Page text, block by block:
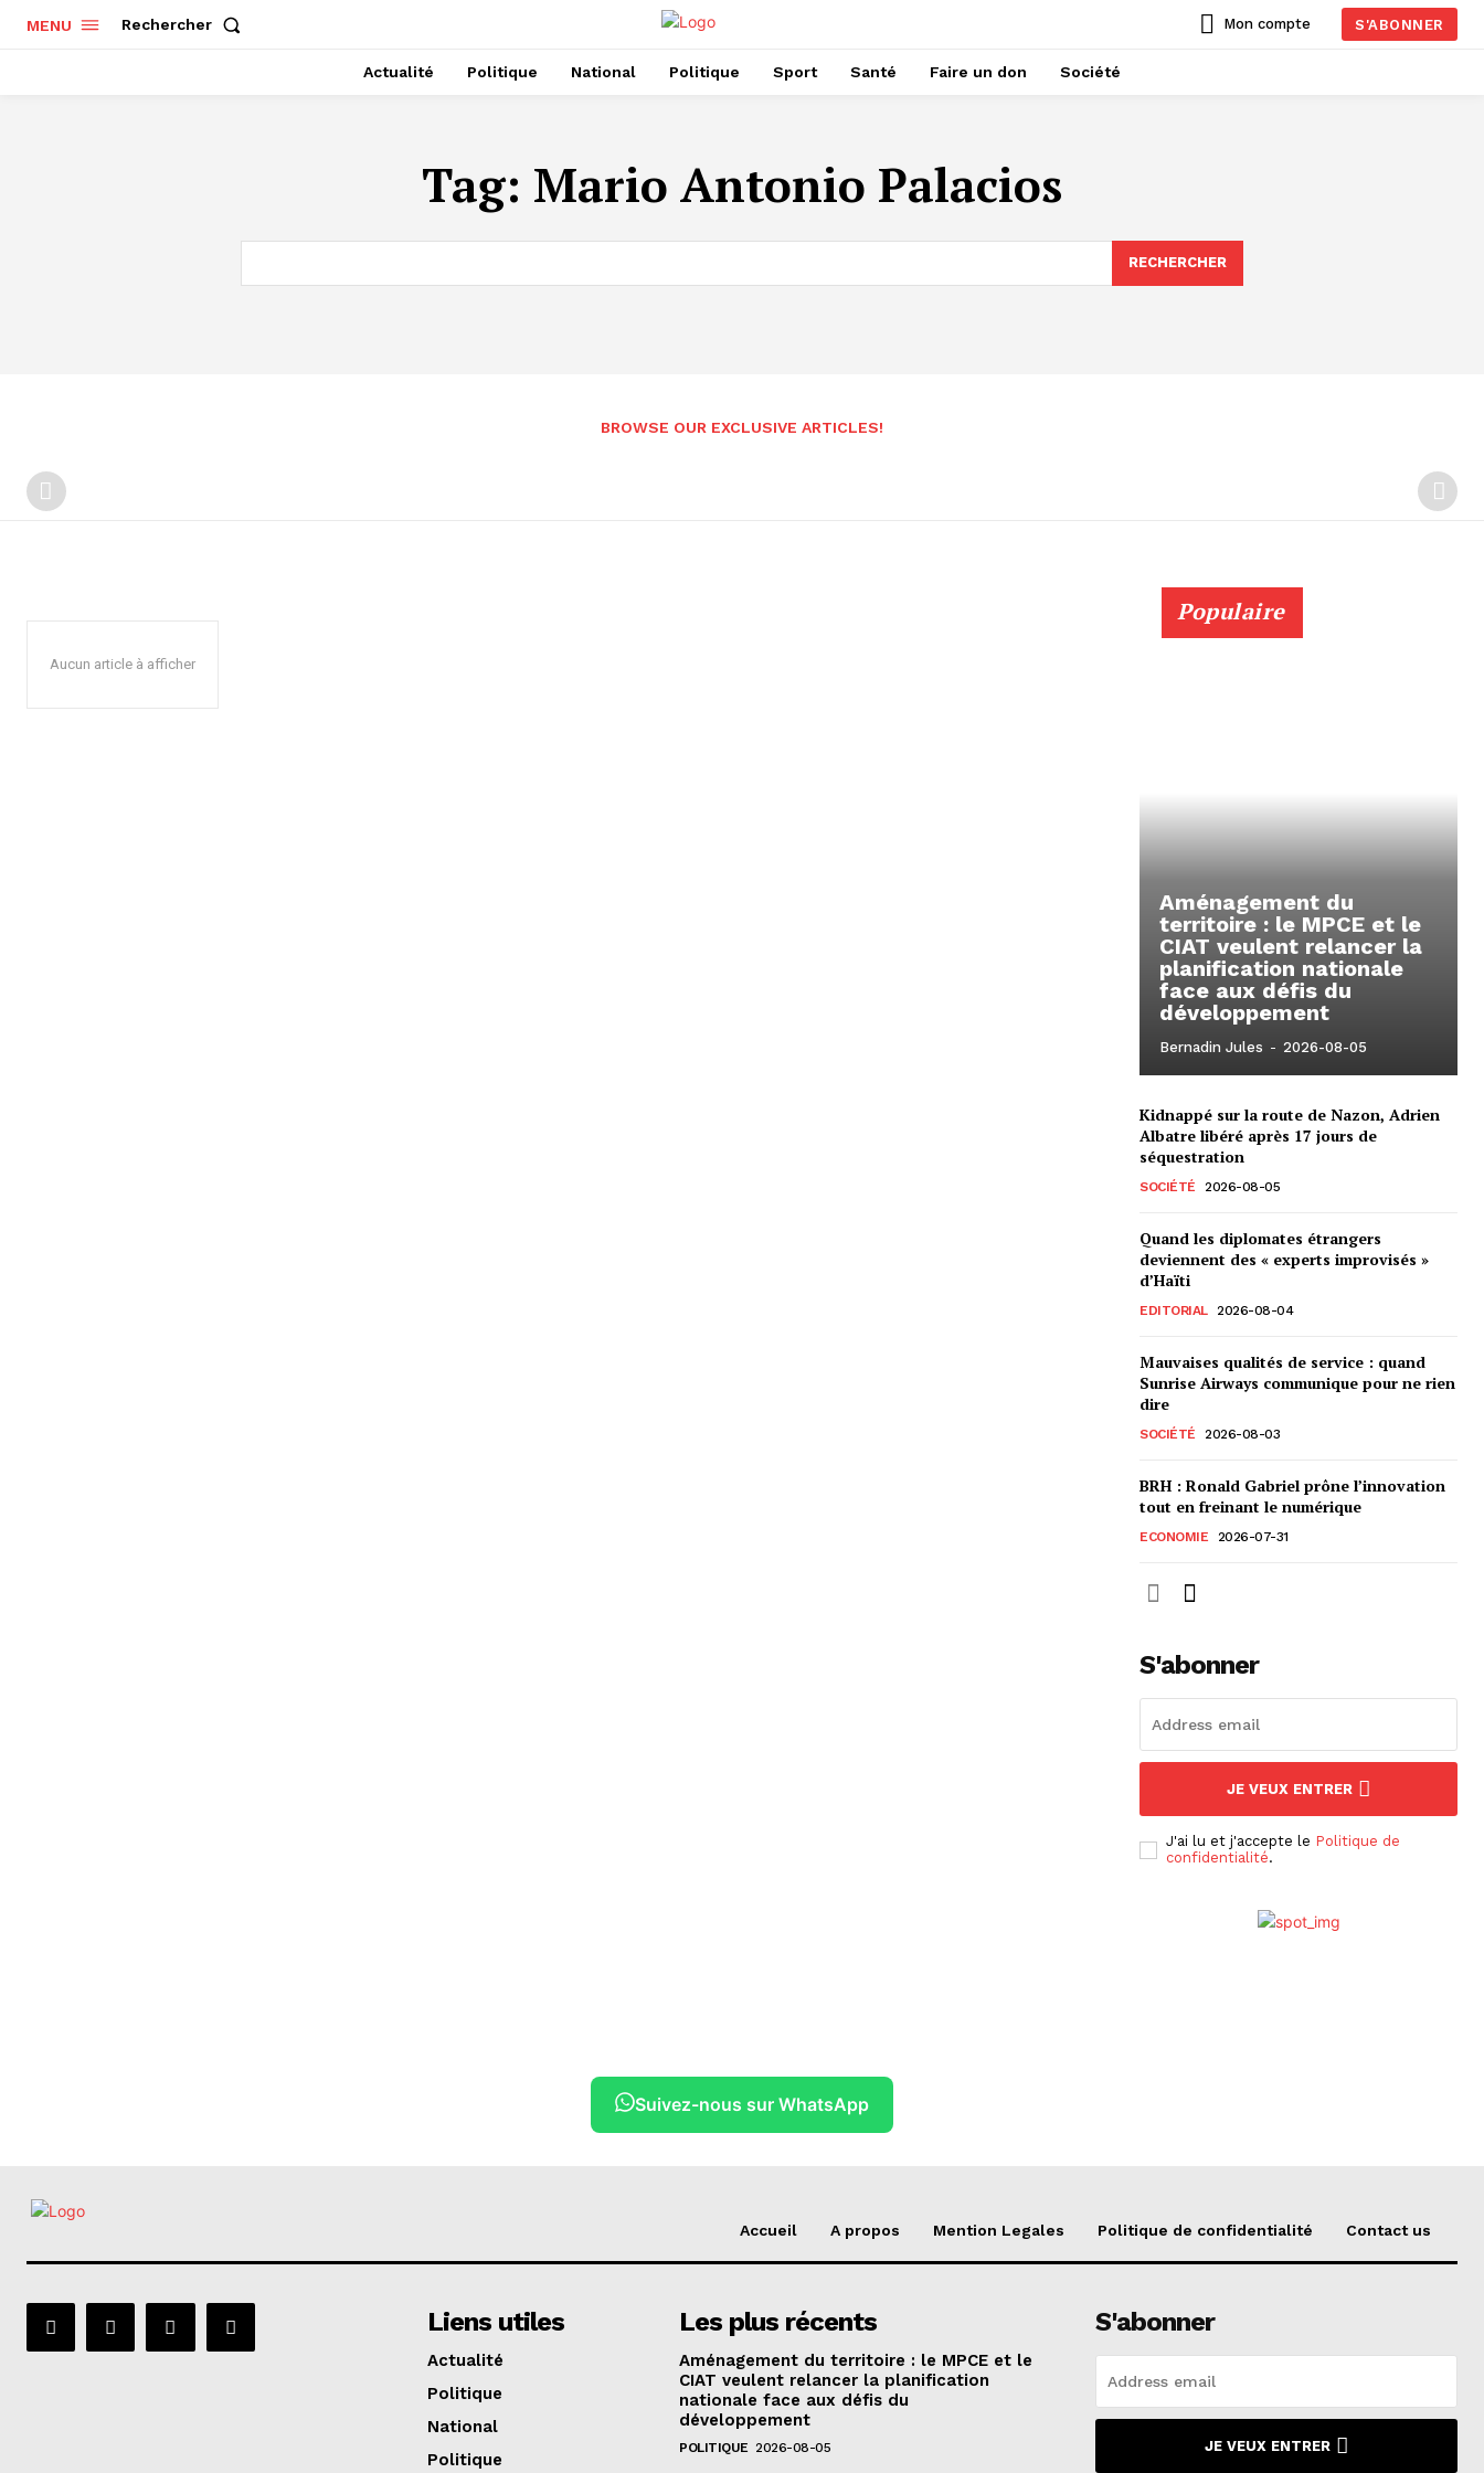
MENU Rechercher Mon compte S'ABONNER
Actualité Politique National Politique Sport Santé Faire un don Société
Tag: Mario Antonio Palacios
RECHERCHER
BROWSE OUR EXCLUSIVE ARTICLES!
Aucun article à afficher
Populaire
Aménagement du
territoire : le MPCE et le
CIAT veulent relancer la
planification nationale
face aux défis du
développement
Bernadin Jules - 2026-08-05
Kidnappé sur la route de Nazon, Adrien
Albatre libéré après 17 jours de
séquestration
SOCIÉTÉ 2026-08-05
Quand les diplomates étrangers
deviennent des « experts improvisés »
d’Haïti
EDITORIAL 2026-08-04
Mauvaises qualités de service : quand
Sunrise Airways communique pour ne rien
dire
SOCIÉTÉ 2026-08-03
BRH : Ronald Gabriel prône l’innovation
tout en freinant le numérique
ECONOMIE 2026-07-31
S'abonner
JE VEUX ENTRER
J'ai lu et j'accepte le Politique de
confidentialité.
Suivez-nous sur WhatsApp
Accueil A propos Mention Legales Politique de confidentialité Contact us
Liens utiles
Actualité
Politique
National
Politique
Les plus récents
Aménagement du territoire : le MPCE et le
CIAT veulent relancer la planification
nationale face aux défis du
développement
POLITIQUE 2026-08-05
S'abonner
JE VEUX ENTRER